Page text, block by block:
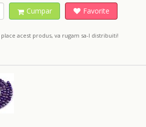
Cumpar Favorite
place acest produs, va rugam sa-l distribuiti!